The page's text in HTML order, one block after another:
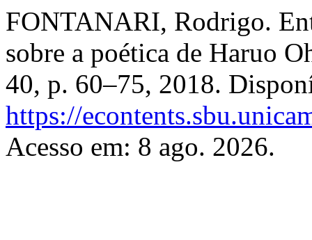
FONTANARI, Rodrigo.
sobre a poética de Haruo
40, p. 60–75, 2018.
https://
Acesso em: 8 ago. 2026.